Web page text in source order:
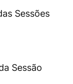
Sessões
Sessão